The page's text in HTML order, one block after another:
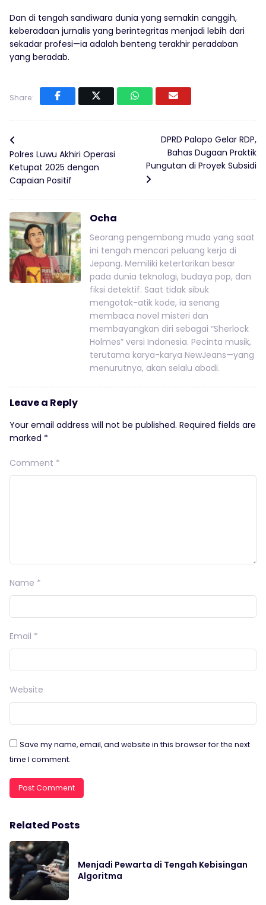
Dan di tengah sandiwara dunia yang semakin canggih,
keberadaan jurnalis yang berintegritas menjadi lebih dari
sekadar profesi—ia adalah benteng terakhir peradaban
yang beradab.
Share:
Polres Luwu Akhiri Operasi
Ketupat 2025 dengan
Capaian Positif
DPRD Palopo Gelar RDP,
Bahas Dugaan Praktik
Pungutan di Proyek Subsidi
Ocha
Seorang pengembang muda yang saat
ini tengah mencari peluang kerja di
Jepang. Memiliki ketertarikan besar
pada dunia teknologi, budaya pop, dan
fiksi detektif. Saat tidak sibuk
mengotak-atik kode, ia senang
membaca novel misteri dan
membayangkan diri sebagai “Sherlock
Holmes” versi Indonesia. Pecinta musik,
terutama karya-karya NewJeans—yang
menurutnya, akan selalu abadi.
Leave a Reply
Your email address will not be published. Required fields are
marked *
Comment *
Name *
Email *
Website
Save my name, email, and website in this browser for the next
time I comment.
Related Posts
Menjadi Pewarta di Tengah Kebisingan
Algoritma